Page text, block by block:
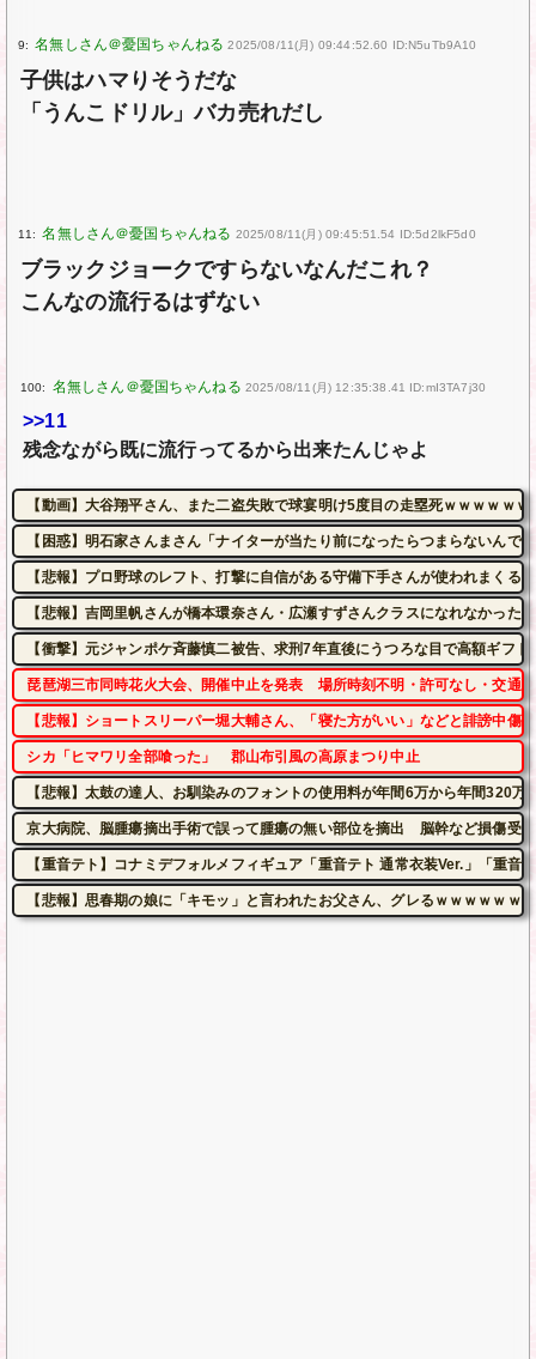
9: 2025/08/11(月) 09:44:52.60 ID:N5uTb9A10
子供はハマりそうだな
「うんこドリル」バカ売れだし
11: 2025/08/11(月) 09:45:51.54 ID:5d2lkF5d0
ブラックジョークですらないなんだこれ？
こんなの流行るはずない
100: 2025/08/11(月) 12:35:38.41 ID:mI3TA7j30
>>11
残念ながら既に流行ってるから出来たんじゃよ
【動画】大谷翔平さん、また二盗失敗で球宴明け5度目の走塁死ｗｗｗｗｗｗ
【困惑】明石家さんまさん「ナイターが当たり前になったらつまらないんで
【悲報】プロ野球のレフト、打撃に自信がある守備下手さんが使われまくる
【悲報】吉岡里帆さんが橋本環奈さん・広瀬すずさんクラスになれなかった
【衝撃】元ジャンポケ斉藤慎二被告、求刑7年直後にうつろな目で高額ギフ
琵琶湖三市同時花火大会、開催中止を発表 場所時刻不明・許可なし・交通
【悲報】ショートスリーパー堀大輔さん、「寝た方がいい」などと誹謗中傷
シカ「ヒマワリ全部喰った」 郡山布引風の高原まつり中止
【悲報】太鼓の達人、お馴染みのフォントの使用料が年間6万から年間320万
京大病院、脳腫瘍摘出手術で誤って腫瘍の無い部位を摘出 脳幹など損傷受
【重音テト】コナミデフォルメフィギュア「重音テト 通常衣装Ver.」「重音
【悲報】思春期の娘に「キモッ」と言われたお父さん、グレるｗｗｗｗｗｗｗ